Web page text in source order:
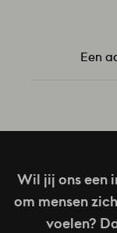
Een
Wil jij ons een
om mensen
voelen?